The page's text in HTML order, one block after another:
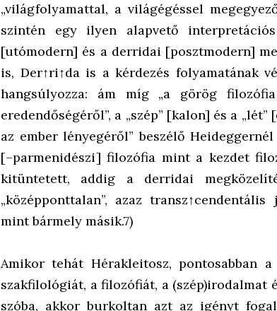
„világfolyamattal, a világégéssel
szintén egy ilyen alapvető
[utómodern] és a derridai [posztmodern]
is, Der↑ri↑da is a kérdezés folyamatának
hangsúlyozza: ám míg „a görög
eredendőségéről”, a „szép” [kalon] és a
az ember lényegéről” beszélő
[–parmenidészi] filozófia mint a kezdet
kitüntetett, addig a derridai
„középponttalan”, azaz
mint bármely másik.7)
Amikor tehát Hérakleitosz, pontosabban
szakfilológiát, a filozófiát, a (szép)irodalmat
szóba, akkor burkoltan azt az igényt